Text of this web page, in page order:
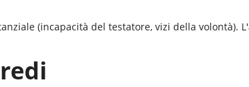
(incapacità del testatore, vizi della